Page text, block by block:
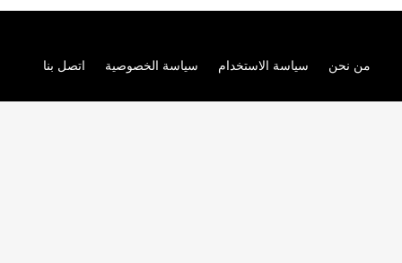
من نحن سياسة الاستخدام سياسة الخصوصية اتصل بنا